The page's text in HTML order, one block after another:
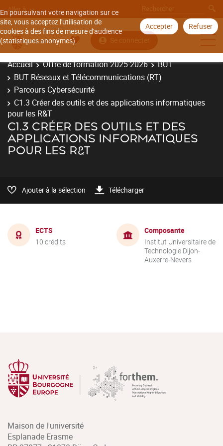
En poursuivant votre navigation sur ce
site, vous acceptez l'utilisation de
cookies à des fins de mesure d'audience
(statistiques anonymes).
Accepter Refuser
Aller à
Se connecter
Accueil Offre de formation 2025-2026
BUT
BUT Réseaux et Télécommunications (RT)
Parcours Cybersécurité
C1.3 Créer des outils et des applications informatiques
pour les R&T
C1.3 CRÉER DES OUTILS ET DES
APPLICATIONS INFORMATIQUES
POUR LES R&T
Ajouter à la sélection Télécharger
ECTS
10 crédits
Composante
Institut Universitaire de
Technologie Dijon-
Auxerre-Nevers
Maison de l'université
Esplanade Erasme